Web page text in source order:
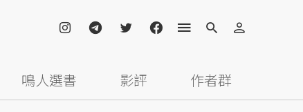
鳴人選書 影評 作者群